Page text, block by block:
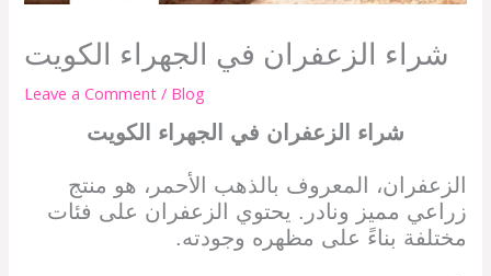
شراء الزعفران في الجهراء الكويت
Leave a Comment / Blog
شراء الزعفران في الجهراء الكويت
الزعفران، المعروف بالذهب الأحمر، هو منتج
زراعي مميز ونادر. يحتوي الزعفران على فئات
مختلفة بناءً على مظهره وجودته.